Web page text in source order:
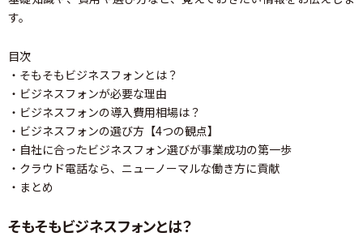
す。
目次
・そもそもビジネスフォンとは？
・ビジネスフォンが必要な理由
・ビジネスフォンの導入費用相場は？
・ビジネスフォンの選び方【4つの観点】
・自社に合ったビジネスフォン選びが事業成功の第一歩
・クラウド電話なら、ニューノーマルな働き方に貢献
・まとめ
そもそもビジネスフォンとは？